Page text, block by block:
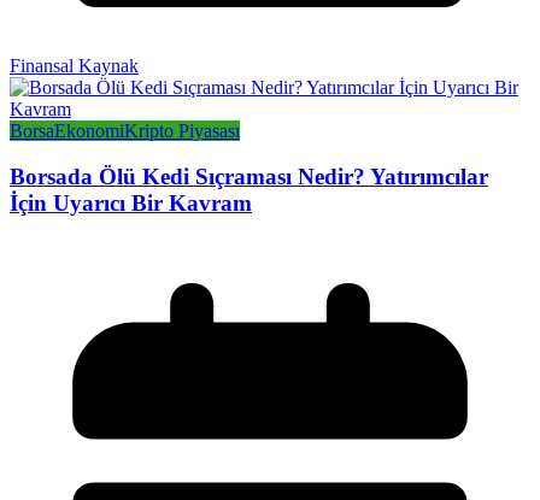
Finansal Kaynak
BorsaEkonomiKripto Piyasası
Borsada Ölü Kedi Sıçraması Nedir? Yatırımcılar
İçin Uyarıcı Bir Kavram